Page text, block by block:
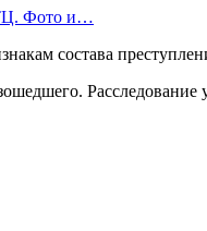
ТЦ. Фото и…
состава
Расследование